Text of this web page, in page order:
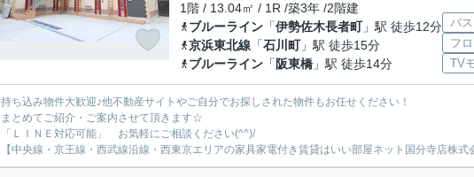
1階 / 13.04㎡ / 1R /築3年 /2階建
ブルーライン 「伊勢佐木長者町」駅 徒歩12分
京浜東北線 「石川町」駅 徒歩15分
ブルーライン 「 阪東橋 」駅 徒歩14分
バ
フ
TV
持ち込み物件大歓迎♪他不動産サイトやご自分でお探しされた物件もお任せください！
まとめてご紹介・ご案内させて頂きます☆
「ＬＩＮＥ対応可能」 お気軽にご相談ください(^^)/
【中央線・京王線・西武線沿線・西東京エリアの家具家電付き賃貸はいい部屋ネット国分寺店株式